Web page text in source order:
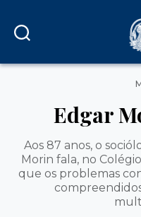
Edgar
Aos 87 anos, o
Morin fala, no
que os problemas